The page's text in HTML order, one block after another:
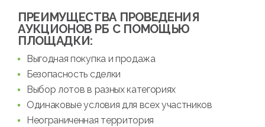
ПРЕИМУЩЕСТВА ПРОВЕДЕНИЯ
АУКЦИОНОВ РБ С ПОМОЩЬЮ
ПЛОЩАДКИ:
Выгодная покупка и продажа
Безопасность сделки
Выбор лотов в разных категориях
Одинаковые условия для всех участников
Неограниченная территория